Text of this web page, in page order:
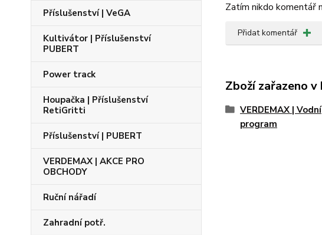
Příslušenství | VeGA
Kultivátor | Příslušenství
PUBERT
Power track
Houpačka | Příslušenství
RetiGritti
Příslušenství | PUBERT
VERDEMAX | AKCE PRO
OBCHODY
Ruční nářadí
Zahradní potř.
Zatím nikdo komentář
Přidat komentář
Zboží zařazeno
VERDEMAX | Vodní
program